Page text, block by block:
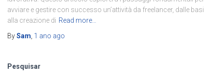
avviare e gestire con successo un’attività da freelancer, dalle basi
alla creazione di Read more…
BySam 1 ano ago
Pesquisar